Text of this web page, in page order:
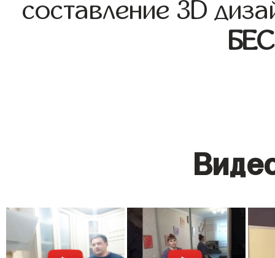
составление 3D